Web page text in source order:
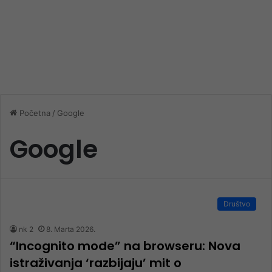
Početna / Google
Google
Društvo
nk 2 8. Marta 2026.
“Incognito mode” na browseru: Nova
istraživanja ‘razbijaju’ mit o